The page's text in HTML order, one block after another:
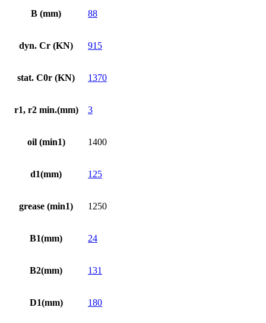
B (mm) 88
dyn. Cr (KN) 915
stat. C0r (KN) 1370
r1, r2 min.(mm) 3
oil (min1) 1400
d1(mm) 125
grease (min1) 1250
B1(mm) 24
B2(mm) 131
D1(mm) 180